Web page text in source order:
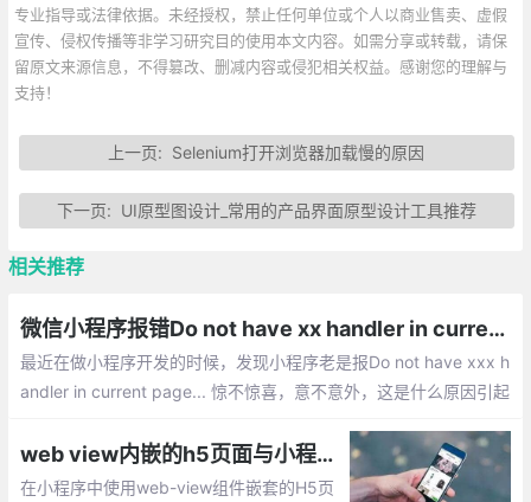
专业指导或法律依据。未经授权，禁止任何单位或个人以商业售卖、虚假
宣传、侵权传播等非学习研究目的使用本文内容。如需分享或转载，请保
留原文来源信息，不得篡改、删减内容或侵犯相关权益。感谢您的理解与
支持！
上一页: Selenium打开浏览器加载慢的原因
下一页: UI原型图设计_常用的产品界面原型设计工具推荐
相关推荐
微信小程序报错Do not have xx handler in current page的解决方法总汇
最近在做小程序开发的时候，发现小程序老是报Do not have xxx h
andler in current page... 惊不惊喜，意不意外，这是什么原因引起
web view内嵌的h5页面与小程序直接相互跳转的实现
在小程序中使用web-view组件嵌套的H5页